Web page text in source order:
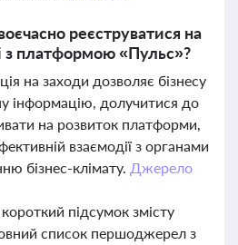
реєструватися на
з платформою «Пульс»?
на заходи дозволяє бізнесу
інформацію, долучитися до
на розвиток платформи,
взаємодії з органами
бізнес-клімату. Джерело
підсумок змісту
список першоджерел з